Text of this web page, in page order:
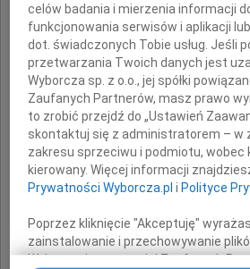
adiunkt w Katedrze
od ukończenia studiów na
z UMK w Toruniu,
a następnie na
wieloletni członek
Był wnikliwym
akademickim. Dzięki głębokiej
służył wielu
w
celów badania i mierzenia informacji
funkcjonowania serwisów i aplikacji
dot. świadczonych Tobie usług. Jeśli
przetwarzania Twoich danych jest
Wyborcza sp. z o.o., jej spółki
Zaufanych Partnerów, masz prawo
to zrobić przejdź do „Ustawień
skontaktuj się z administratorem – w
zakresu sprzeciwu i podmiotu, wobec
kierowany. Więcej informacji
Prywatności Wyborcza.pl i Polityce
Poprzez kliknięcie "Akceptuję"
zainstalowanie i przechowywanie
Wyborczej sp. z o. o. jej Zaufanych